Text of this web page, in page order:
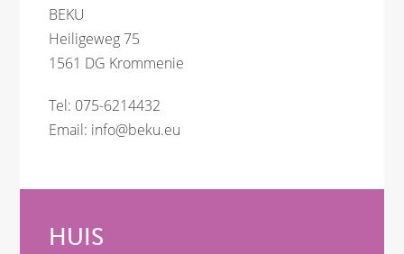
BEKU
Heiligeweg 75
1561 DG Krommenie
Tel: 075-6214432
Email: info@beku.eu
HUIS